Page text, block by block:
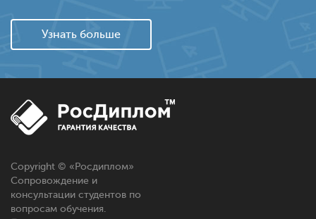
Узнать больше
Copyright © « Росдиплом»
Сопровождение и
консультации студентов по
вопросам обучения.